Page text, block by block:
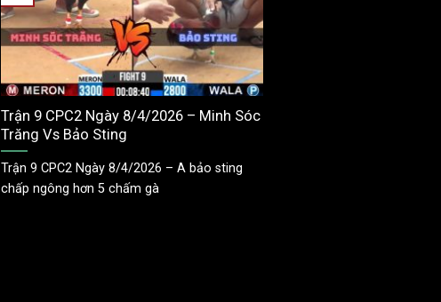
Trận 9 CPC2 Ngày 8/4/2026 – Minh Sóc
Trăng Vs Bảo Sting
Trận 9 CPC2 Ngày 8/4/2026 – A bảo sting
chấp ngông hơn 5 chấm gà